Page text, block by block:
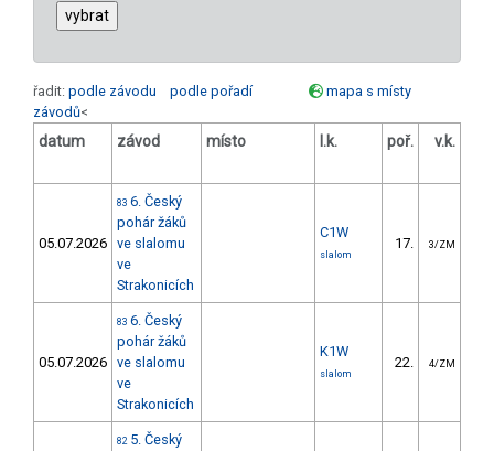
řadit: podle závodu podle pořadí
mapa s místy
závodů<
datum závod místo l.k. poř. v.k.
05.07.2026
83 6. Český
pohár žáků
ve slalomu
ve
Strakonicích
C1W
slalom
17. 3/ZM
05.07.2026
83 6. Český
pohár žáků
ve slalomu
ve
Strakonicích
K1W
slalom
22. 4/ZM
82 5. Český